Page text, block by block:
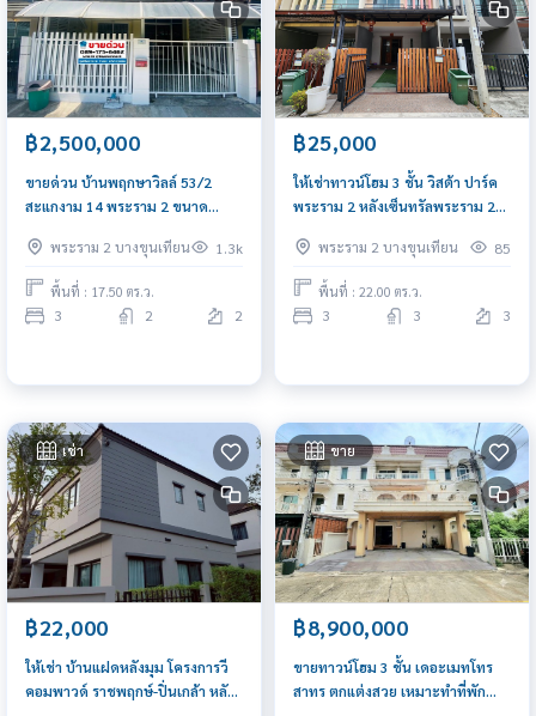
฿2,500,000
ขายด่วน บ้านพฤกษาวิลล์ 53/2
สะแกงาม 14 พระราม 2 ขนาด
พระราม 2 บางขุนเทียน
1.3k
พื้นที่ : 17.50 ตร.ว.
3 2 2
฿25,000
ให้เช่าทาวน์โฮม 3 ชั้น วิสต้า ปาร์ค
พระราม 2 หลังเซ็นทรัลพระราม 2
พระราม 2 บางขุนเทียน
85
พื้นที่ : 22.00 ตร.ว.
3 3 3
เช่า
฿22,000
ให้เช่า บ้านแฝดหลังมุม โครงการวี
คอมพาวด์ ราชพฤกษ์-ปิ่นเกล้า หลัง
ขาย
฿8,900,000
ขายทาวน์โฮม 3 ชั้น เดอะเมทโทร
สาทร ตกแต่งสวย เหมาะทำที่พัก